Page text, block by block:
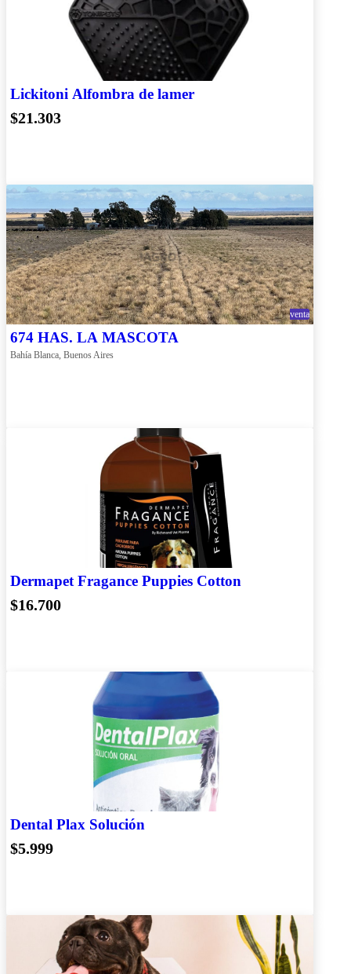
Lickitoni Alfombra de lamer
$21.303
venta
674 HAS. LA MASCOTA
Bahía Blanca, Buenos Aires
Dermapet Fragance Puppies Cotton
$16.700
Dental Plax Solución
$5.999